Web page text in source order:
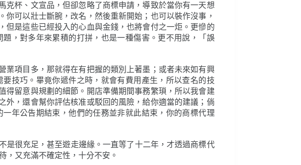
杯、文宣品，但卻忽略了商標申請，導致於當你有一天想
可以壯士斷腕，改名，然後重新開始；也可以裝作沒事，
是這些已經投入的心血與金錢，也將會付之一炬。更慘的
，對多年來累積的打拼，也是一種傷害。更不用說，「誤
業項目多，那就得在有把握的類別上著墨；或者未來如有興
技巧。畢竟你遞件之時，就會有費用產生，所以查名的技
留意與規劃的細節。開店準備期間事務繁瑣，所以我會建
，還會幫你評估核准或駁回的風險，給你適當的建議；倘
年公告期結束，他們的任務並非就此結束，你的商標代理
是很充足，甚至遊走邊緣。一直等了十二年，才透過商標代
，又充滿不確定性，十分不安。